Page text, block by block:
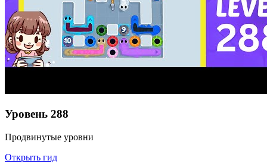
Уровень 288
Продвинутые уровни
Открыть гид